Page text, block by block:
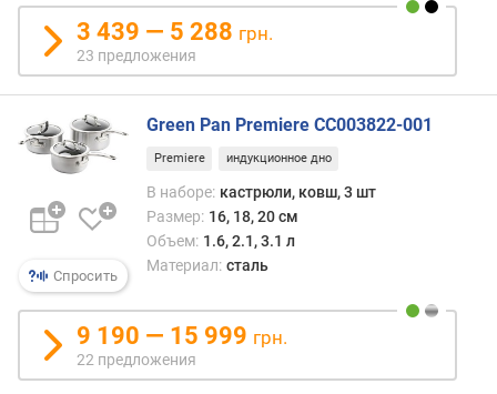
р
н
о
с
и
о
т
д
ш
е
в
ы
х
к
3 439 — 5 288 грн.
23 предложения
Спросить
Green Pan Premiere CC003822-001
Premiere индукционное дно
В наборе: кастрюли, ковш, 3 шт
Размер: 16, 18, 20 см
Объем: 1.6, 2.1, 3.1 л
Материал: сталь
9 190 — 15 999 грн.
22 предложения